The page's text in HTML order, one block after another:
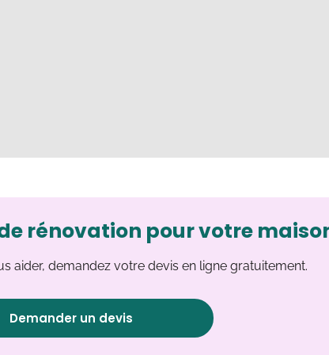
rénovation pour votre
aider, demandez votre devis en ligne gratuitement.
Demander un devis